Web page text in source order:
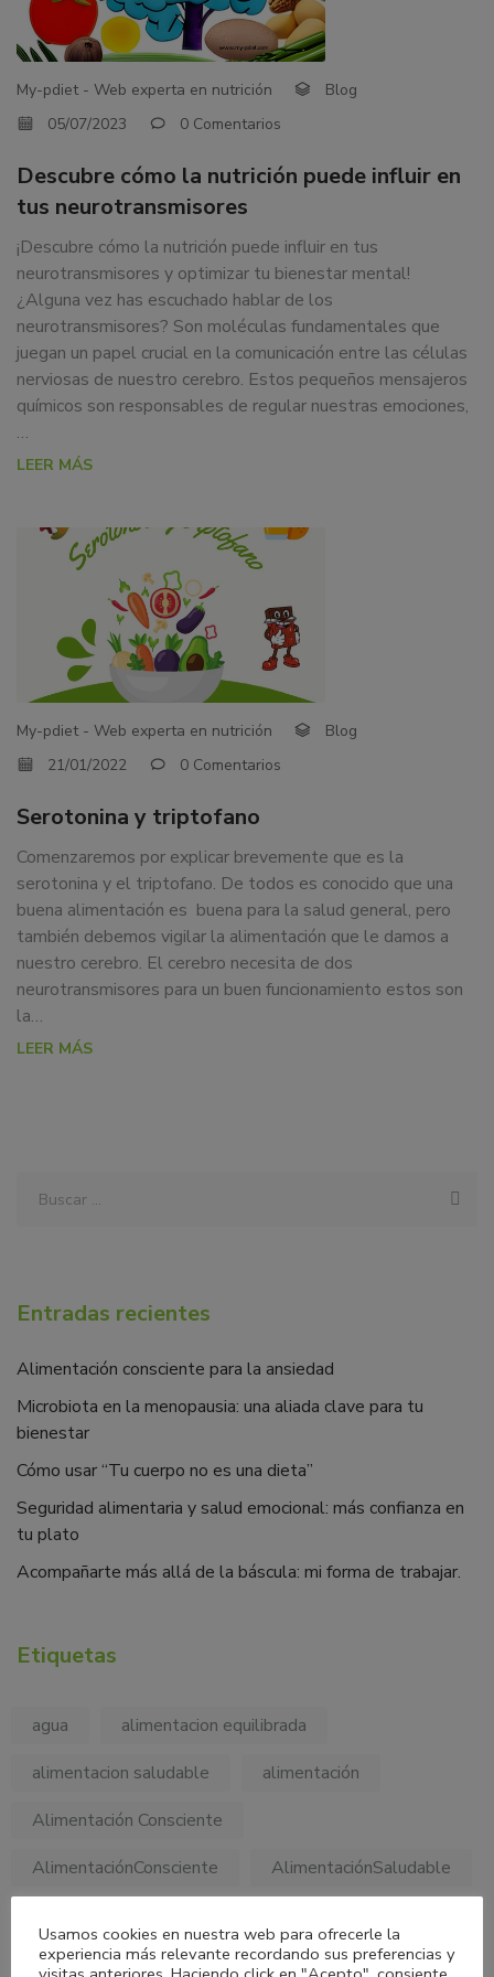
dedicamos
a
docencia
y
sobre
la
alimentaria
tanto
para
particulares,
instituciones,
organismos,
empresas,
ferias,
eventos.
TUS
NEUROTRANSMISORES
My-pdiet - Web experta en nutrición
Blog
05/07/2023
0 Comentarios
Descubre cómo la nutrición puede influir en
tus neurotransmisores
¡Descubre cómo la nutrición puede influir en tus
neurotransmisores y optimizar tu bienestar mental!
¿Alguna vez has escuchado hablar de los
neurotransmisores? Son moléculas fundamentales que
juegan un papel crucial en la comunicación entre las células
nerviosas de nuestro cerebro. Estos pequeños mensajeros
químicos son responsables de regular nuestras emociones,
…
LEER MÁS
My-pdiet - Web experta en nutrición
Blog
21/01/2022
0 Comentarios
Serotonina y triptofano
Comenzaremos por explicar brevemente que es la
serotonina y el triptofano. De todos es conocido que una
buena alimentación es buena para la salud general, pero
también debemos vigilar la alimentación que le damos a
nuestro cerebro. El cerebro necesita de dos
neurotransmisores para un buen funcionamiento estos son
la…
LEER MÁS
Entradas recientes
Alimentación consciente para la ansiedad
Microbiota en la menopausia: una aliada clave para tu
bienestar
Cómo usar “Tu cuerpo no es una dieta”
Seguridad alimentaria y salud emocional: más confianza en
tu plato
Acompañarte más allá de la báscula: mi forma de trabajar.
Etiquetas
agua
alimentacion equilibrada
alimentacion saludable
alimentación
Alimentación Consciente
AlimentaciónConsciente
AlimentaciónSaludable
cancer
carbohidratos colesterol
Usamos cookies en nuestra web para ofrecerle la
experiencia más relevante recordando sus preferencias y